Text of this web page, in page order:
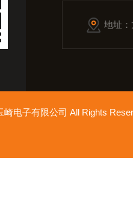
地址
崎电子有限公司 All Rights